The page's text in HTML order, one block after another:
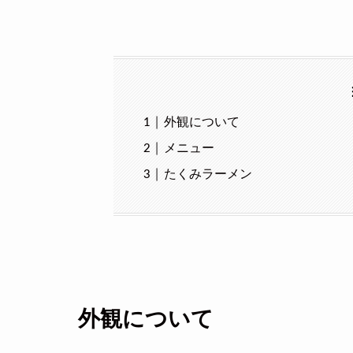
外観について
メニュー
たくみラーメン
外観について